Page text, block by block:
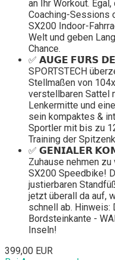
an Ihr Workout.
Coaching-Sessions
SX200 Indoor-
Welt und geben
Chance.
✅ 𝗔𝗨𝗚𝗘 𝗙𝗨̈𝗥𝗦
SPORTSTECH
Stellmaßen von
verstellbaren Sattel
Lenkermitte und
sein kompaktes &
Sportler mit bis zu
Training der
✅ 𝗚𝗘𝗡𝗜𝗔𝗟𝗘𝗥
Zuhause nehmen
SX200 Speedbike!
justierbaren
jetzt überall da auf,
schnell ab.
Bordsteinkante -
Inseln!
399,00 EUR